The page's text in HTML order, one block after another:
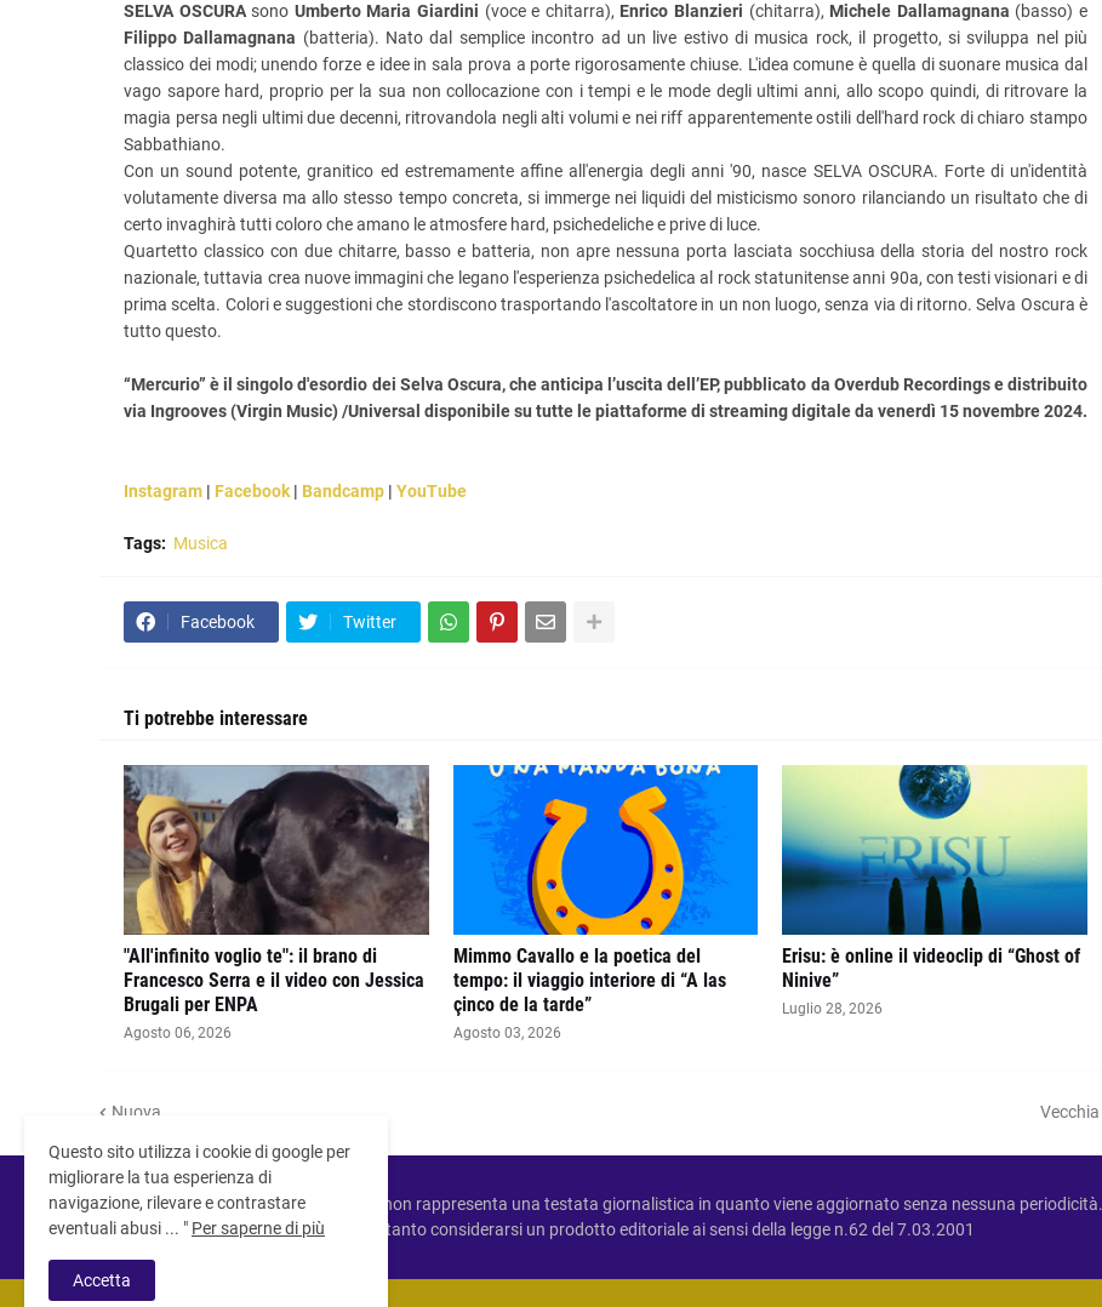
SELVA OSCURAsono Umberto Maria Giardini (voce e chitarra), Enrico Blanzieri (chitarra), Michele Dallamagnana (basso) e
Filippo Dallamagnana (batteria). Nato dal semplice incontro ad un live estivo di musica rock, il progetto, si sviluppa nel più
classico dei modi; unendo forze e idee in sala prova a porte rigorosamente chiuse. L'idea comune è quella di suonare musica dal
vago sapore hard, proprio per la sua non collocazione con i tempi e le mode degli ultimi anni, allo scopo quindi, di ritrovare la
magia persa negli ultimi due decenni, ritrovandola negli alti volumi e nei riff apparentemente ostili dell'hard rock di chiaro stampo
Sabbathiano.
Con un sound potente, granitico ed estremamente affine all'energia degli anni '90, nasce SELVA OSCURA. Forte di un'identità
volutamente diversa ma allo stesso tempo concreta, si immerge nei liquidi del misticismo sonoro rilanciando un risultato che di
certo invaghirà tutti coloro che amano le atmosfere hard, psichedeliche e prive di luce.
Quartetto classico con due chitarre, basso e batteria, non apre nessuna porta lasciata socchiusa della storia del nostro rock
nazionale, tuttavia crea nuove immagini che legano l'esperienza psichedelica al rock statunitense anni 90a, con testi visionari e di
prima scelta. Colori e suggestioni che stordiscono trasportando l'ascoltatore in un non luogo, senza via di ritorno. Selva Oscura è
tutto questo.
“Mercurio” è il singolo d'esordio dei Selva Oscura, che anticipa l’uscita dell’EP, pubblicato da Overdub Recordings e distribuito
via Ingrooves (Virgin Music) /Universal disponibile su tutte le piattaforme di streaming digitale da venerdì 15 novembre 2024.
Instagram | Facebook | Bandcamp | YouTube
Tags: Musica
Facebook Twitter
Ti potrebbe interessare
"All'infinito voglio te": il brano di
Francesco Serra e il video con Jessica
Brugali per ENPA
Agosto 06, 2026
Mimmo Cavallo e la poetica del
tempo: il viaggio interiore di “A las
çinco de la tarde”
Agosto 03, 2026
Erisu: è online il videoclip di “Ghost of
Ninive”
Luglio 28, 2026
Nuova Vecchia
Questo sito non rappresenta una testata giornalistica in quanto viene aggiornato senza nessuna periodicità.
Non può pertanto considerarsi un prodotto editoriale ai sensi della legge n.62 del 7.03.2001
Questo sito utilizza i cookie di google per
migliorare la tua esperienza di
navigazione, rilevare e contrastare
eventuali abusi ... " Per saperne di più
Accetta